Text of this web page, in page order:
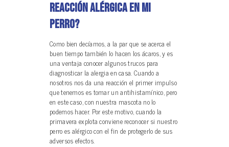
reacción alérgica en mi
perro?
Como bien decíamos, a la par que se acerca el
buen tiempo también lo hacen los ácaros, y es
una ventaja conocer algunos trucos para
diagnosticar la alergia en casa. Cuando a
nosotros nos da una reacción el primer impulso
que tenemos es tomar un antihistamínico, pero
en este caso, con nuestra mascota no lo
podemos hacer. Por este motivo, cuando la
primavera explota conviene reconocer si nuestro
perro es alérgico con el fin de protegerlo de sus
adversos efectos.